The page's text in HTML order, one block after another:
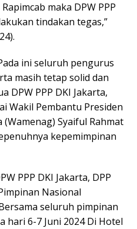
maka DPW PPP
tindakan tegas,”
ini seluruh pengurus
masih tetap solid dan
DPW PPP DKI Jakarta,
Wakil Pembantu Presiden
Syaiful Rahmat
kepemimpinan
PPP DKI Jakarta, DPP
Nasional
seluruh pimpinan
hari 6-7 Juni 2024 Di Hotel